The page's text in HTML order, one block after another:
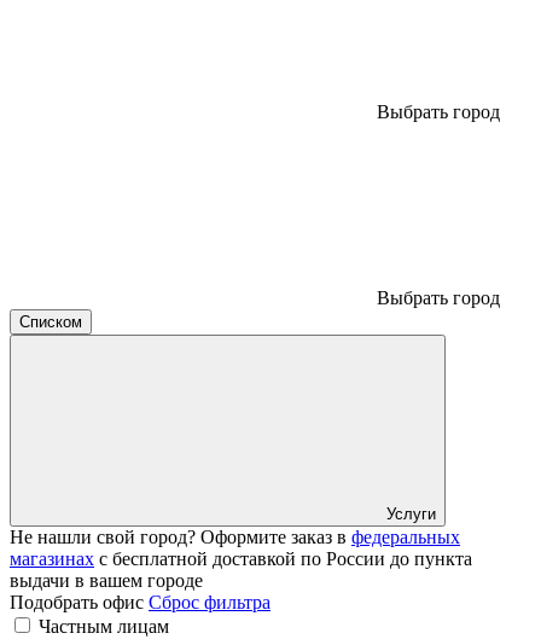
Выбрать город
Выбрать город
Списком
Услуги
Не нашли свой город? Оформите заказ в федеральных
магазинах с бесплатной доставкой по России до пункта
выдачи в вашем городе
Подобрать офис Сброс фильтра
Частным лицам